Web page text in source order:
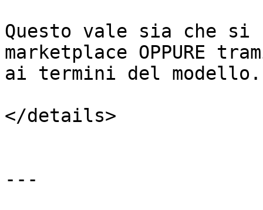
Questo vale sia che
marketplace OPPURE
ai termini del modello.
</details>
---